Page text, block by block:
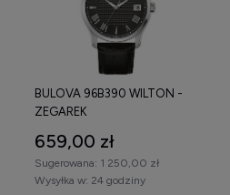
BULOVA 96B390 WILTON -
ZEGAREK
659,00 zł
Wysyłka w: 24 godziny
Sugerowana: 1 250,00 zł